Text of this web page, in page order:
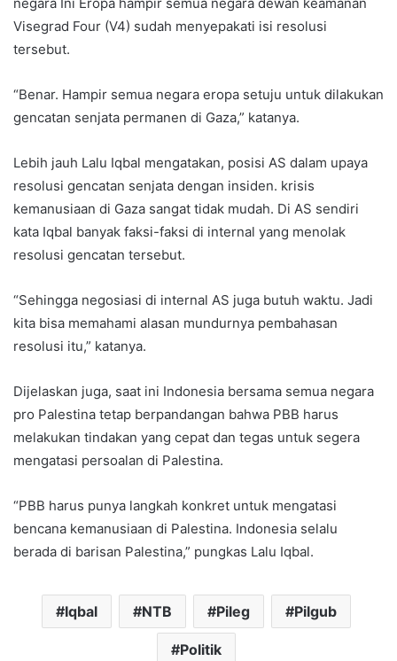
Visegrad Four (V4) sudah menyepakati isi resolusi
tersebut.
“Benar. Hampir semua negara eropa setuju untuk dilakukan
gencatan senjata permanen di Gaza,” katanya.
Lebih jauh Lalu Iqbal mengatakan, posisi AS dalam upaya
resolusi gencatan senjata dengan insiden. krisis
kemanusiaan di Gaza sangat tidak mudah. Di AS sendiri
kata Iqbal banyak faksi-faksi di internal yang menolak
resolusi gencatan tersebut.
“Sehingga negosiasi di internal AS juga butuh waktu. Jadi
kita bisa memahami alasan mundurnya pembahasan
resolusi itu,” katanya.
Dijelaskan juga, saat ini Indonesia bersama semua negara
pro Palestina tetap berpandangan bahwa PBB harus
melakukan tindakan yang cepat dan tegas untuk segera
mengatasi persoalan di Palestina.
“PBB harus punya langkah konkret untuk mengatasi
bencana kemanusiaan di Palestina. Indonesia selalu
berada di barisan Palestina,” pungkas Lalu Iqbal.
Iqbal NTB Pileg Pilgub
Politik